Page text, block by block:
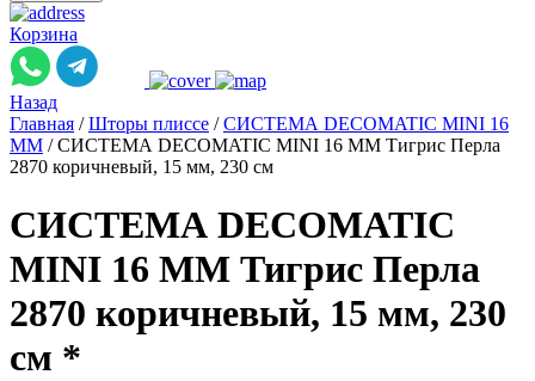
Корзина
Назад
Главная / Шторы плиссе / СИСТЕМА DECOMATIC MINI 16
ММ / СИСТЕМА DECOMATIC MINI 16 ММ Тигрис Перла
2870 коричневый, 15 мм, 230 см
СИСТЕМА DECOMATIC
MINI 16 ММ Тигрис Перла
2870 коричневый, 15 мм, 230
см *